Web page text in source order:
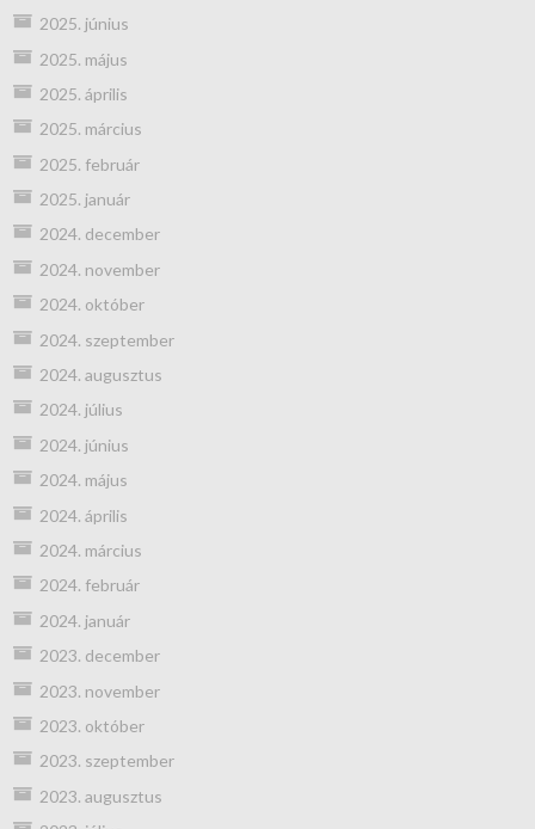
2025. június
2025. május
2025. április
2025. március
2025. február
2025. január
2024. december
2024. november
2024. október
2024. szeptember
2024. augusztus
2024. július
2024. június
2024. május
2024. április
2024. március
2024. február
2024. január
2023. december
2023. november
2023. október
2023. szeptember
2023. augusztus